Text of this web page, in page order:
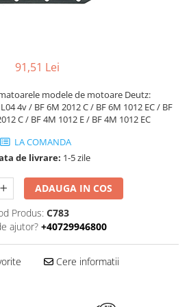
91,51 Lei
modele de motoare Deutz:
4v / BF 6M 2012 C / BF 6M 1012 EC / BF
C / BF 4M 1012 E / BF 4M 1012 EC
LA COMANDA
de livrare: 1-5 zile
ADAUGA IN COS
Produs: C783
ajutor? +40729946800
Cere informatii